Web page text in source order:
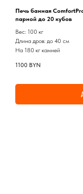
Печь банная
парной до 20 кубов
Вес: 100 кг
Длина дров: до 40 см
На 180 кг камней
1100 BYN